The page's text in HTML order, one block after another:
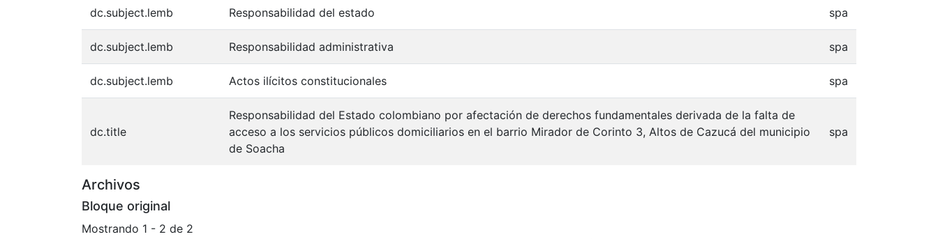
dc.subject.lemb Responsabilidad del estado spa
dc.subject.lemb Responsabilidad administrativa spa
dc.subject.lemb Actos ilícitos constitucionales spa
dc.title
Responsabilidad del Estado colombiano por afectación de derechos fundamentales derivada de la falta de
acceso a los servicios públicos domiciliarios en el barrio Mirador de Corinto 3, Altos de Cazucá del municipio
de Soacha
spa
Archivos
Bloque original
Mostrando 1 - 2 de 2